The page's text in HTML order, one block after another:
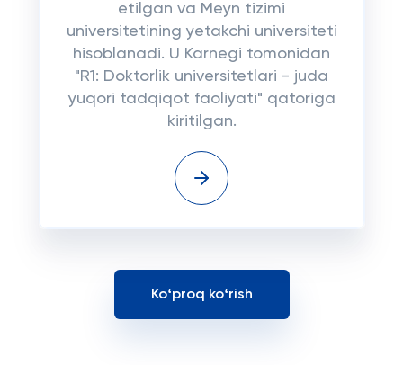
etilgan va Meyn tizimi
universitetining yetakchi universiteti
hisoblanadi. U Karnegi tomonidan
"R1: Doktorlik universitetlari - juda
yuqori tadqiqot faoliyati" qatoriga
kiritilgan.
Koʻproq koʻrish